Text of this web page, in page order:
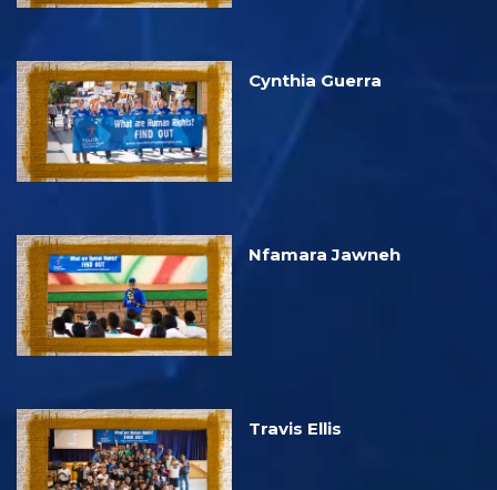
Cynthia Guerra
Nfamara Jawneh
Travis Ellis